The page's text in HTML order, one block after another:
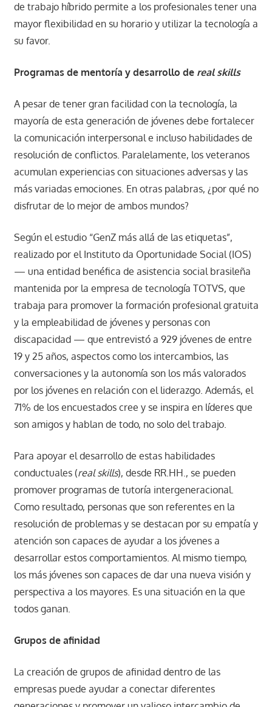
de trabajo híbrido permite a los profesionales tener una
mayor flexibilidad en su horario y utilizar la tecnología a
su favor.
Programas de mentoría y desarrollo de real skills
A pesar de tener gran facilidad con la tecnología, la
mayoría de esta generación de jóvenes debe fortalecer
la comunicación interpersonal e incluso habilidades de
resolución de conflictos. Paralelamente, los veteranos
acumulan experiencias con situaciones adversas y las
más variadas emociones. En otras palabras, ¿por qué no
disfrutar de lo mejor de ambos mundos?
Según el estudio “GenZ más allá de las etiquetas”,
realizado por el Instituto da Oportunidade Social (IOS)
— una entidad benéfica de asistencia social brasileña
mantenida por la empresa de tecnología TOTVS, que
trabaja para promover la formación profesional gratuita
y la empleabilidad de jóvenes y personas con
discapacidad — que entrevistó a 929 jóvenes de entre
19 y 25 años, aspectos como los intercambios, las
conversaciones y la autonomía son los más valorados
por los jóvenes en relación con el liderazgo. Además, el
71% de los encuestados cree y se inspira en líderes que
son amigos y hablan de todo, no solo del trabajo.
Para apoyar el desarrollo de estas habilidades
conductuales (real skills), desde RR.HH., se pueden
promover programas de tutoría intergeneracional.
Como resultado, personas que son referentes en la
resolución de problemas y se destacan por su empatía y
atención son capaces de ayudar a los jóvenes a
desarrollar estos comportamientos. Al mismo tiempo,
los más jóvenes son capaces de dar una nueva visión y
perspectiva a los mayores. Es una situación en la que
todos ganan.
Grupos de afinidad
La creación de grupos de afinidad dentro de las
empresas puede ayudar a conectar diferentes